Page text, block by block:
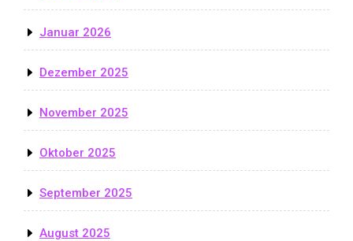
Januar 2026
Dezember 2025
November 2025
Oktober 2025
September 2025
August 2025